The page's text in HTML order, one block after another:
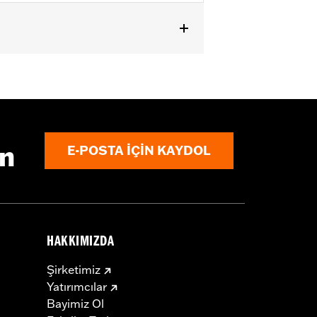
E-POSTA IÇIN KAYDOL
HAKKIMIZDA
Şirketimiz
Yatırımcılar
Bayimiz Ol